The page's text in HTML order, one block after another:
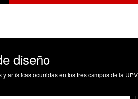
diseño
artísticas ocurridas en los tres campus de la UPV